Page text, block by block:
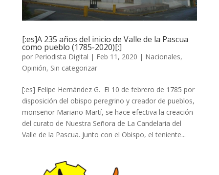
[:es]A 235 años del inicio de Valle de la Pascua
como pueblo (1785-2020)[:]
por Periodista Digital | Feb 11, 2020 | Nacionales,
Opinión, Sin categorizar
[:es] Felipe Hernández G. El 10 de febrero de 1785 por
disposición del obispo peregrino y creador de pueblos,
monseñor Mariano Martí, se hace efectiva la creación
del curato de Nuestra Señora de La Candelaria del
Valle de la Pascua. Junto con el Obispo, el teniente...